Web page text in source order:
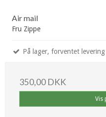
Air mail
Fru Zippe
På lager, forventet
350,00 DKK
Vis